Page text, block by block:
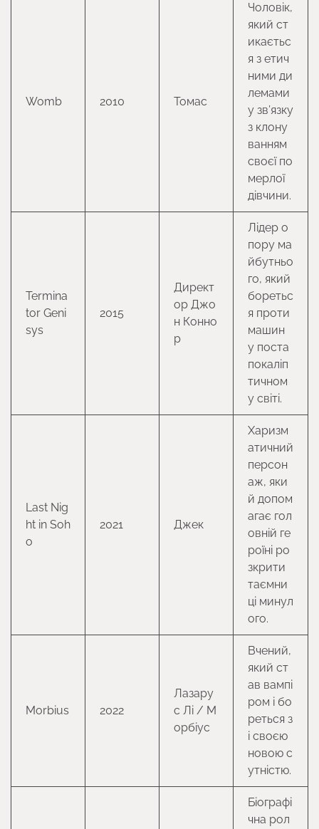
Womb 2010 Томас
Чоловік,
який ст
икаєтьс
я з етич
ними ди
лемами
у зв’язку
з клону
ванням
своєї по
мерлої
дівчини.
Termina
tor Geni
sys
2015
Директ
ор Джо
н Конно
р
Лідер о
пору ма
йбутньо
го, який
боретьс
я проти
машин
у поста
покаліп
тичном
у світі.
Last Nig
ht in Soh
o
2021 Джек
Харизм
атичний
персон
аж, яки
й допом
агає гол
овній ге
роїні ро
зкрити
таємни
ці минул
ого.
Morbius 2022
Лазару
с Лі / М
орбіус
Вчений,
який ст
ав вампі
ром і бо
реться з
і своєю
новою с
утністю.
Біографі
чна рол